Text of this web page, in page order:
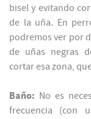
bisel y evitando
de la uña. En
podremos ver por
de uñas negras
cortar esa zona,
Baño: No es
frecuencia (con